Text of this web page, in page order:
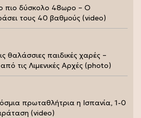
πιο δύσκολο 48ωρο – Ο
τους 40 βαθμούς (video)
θαλάσσιες παιδικές χαρές –
τις Λιμενικές Αρχές (photo)
πρωταθλήτρια η Ισπανία, 1-0
(video)